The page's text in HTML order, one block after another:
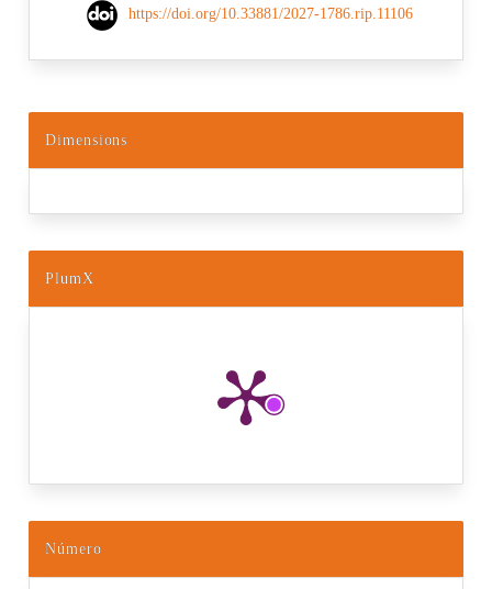
https://doi.org/10.33881/2027-1786.rip.11106
Dimensions
PlumX
Número